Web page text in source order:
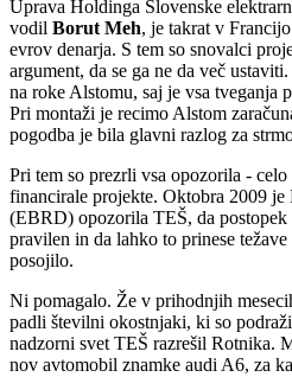
Uprava Holdinga Slovenske
vodil Borut Meh, je takrat v
evrov denarja. S tem so snovalci
argument, da se ga ne da več
na roke Alstomu, saj je vsa tveganja
Pri montaži je recimo Alstom
pogodba je bila glavni razlog za
Pri tem so prezrli vsa opozorila -
financirale projekte. Oktobra 2009 je
(EBRD) opozorila TEŠ, da
pravilen in da lahko to prinese
posojilo.
Ni pomagalo. Že v prihodnjih
padli številni okostnjaki, ki so
nadzorni svet TEŠ razrešil Rotnika.
nov avtomobil znamke audi A6, za